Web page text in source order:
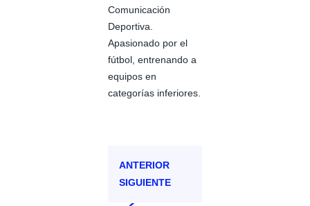
Comunicación
Deportiva.
Apasionado por el
fútbol, entrenando a
equipos en
categorías inferiores.
ANTERIOR
SIGUIENTE